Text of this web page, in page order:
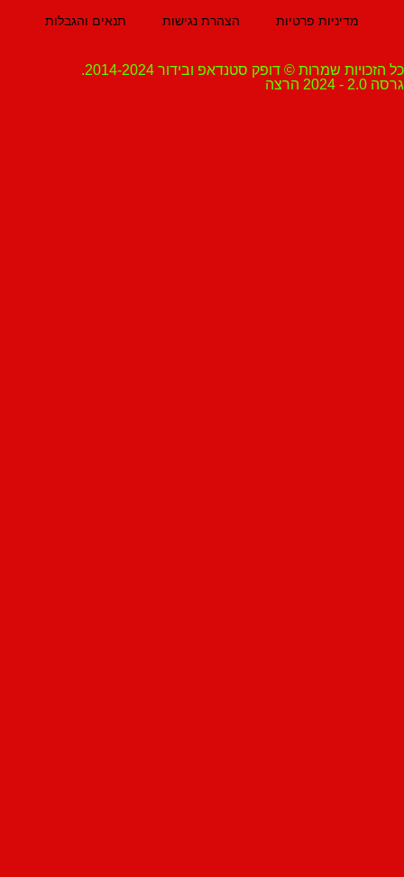
מדיניות פרטיות הצהרת נגישות תנאים והגבלות
שמרות © דופק סטנדאפ ובידור 2014-2024.